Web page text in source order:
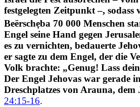
festgelegten Zeitpunkt –, sodass
Beërschẹba 70 000 Menschen
Engel seine Hand gegen
es zu vernichten, bedauerte
er sagte zu dem Engel, der die
Volk brachte: „Genug! Lass
Der Engel Jehovas war gerade
Dreschplatzes von Arauna, dem
24:15-16.